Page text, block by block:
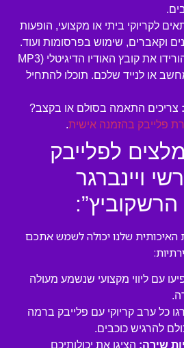
לקריוקי ביתי או מקצועי, הופעות
וקאברים, שימוש בפרסומות ועוד.
הורידו את קובץ האודיו הדיגיטלי (MP3
או לנייד שלכם. תוכלו להתחיל
צריכים התאמה בסולם או בקצב?
פלייבק בהזמנה אישית.
לפלייבק
ויינברגר
האיכותית שלנו יכולה לשמש אתכם
עם ליווי מקצועי שנשמע מעולה
כל ערב קריוקי עם פלייבק ברמה
להרגיש כוכבים.
שירה: הציגו את יכולותיכם